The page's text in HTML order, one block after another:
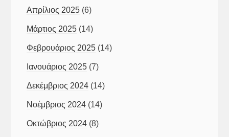
Απρίλιος 2025 (6)
Μάρτιος 2025 (14)
Φεβρουάριος 2025 (14)
Ιανουάριος 2025 (7)
Δεκέμβριος 2024 (14)
Νοέμβριος 2024 (14)
Οκτώβριος 2024 (8)